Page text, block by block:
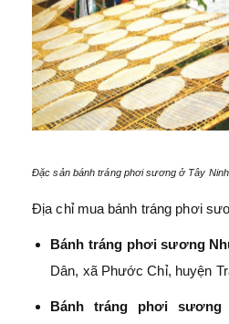
Đặc sản bánh tráng phơi sương ở Tây
Địa chỉ mua bánh tráng phơi
Bánh tráng phơi sương
Dân, xã Phước Chỉ, huyện
Bánh tráng phơi sương